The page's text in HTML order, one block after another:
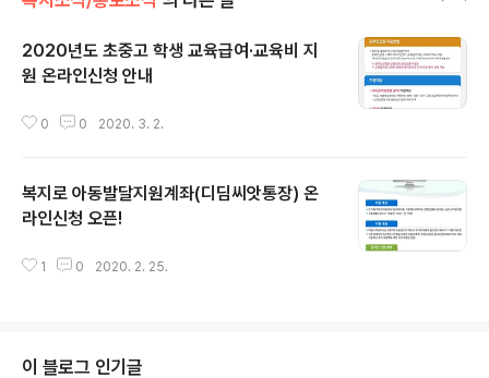
2020년도 초중고 학생 교육급여·교육비 지
원 온라인신청 안내
0 0 2020. 3. 2.
복지로 아동발달지원계좌(디딤씨앗통장) 온
라인신청 오픈!
1 0 2020. 2. 25.
이 블로그 인기글